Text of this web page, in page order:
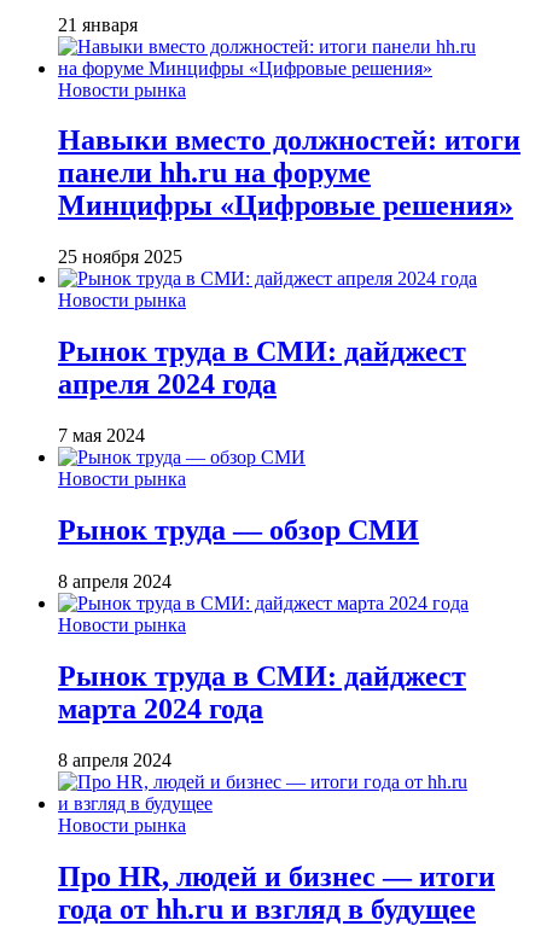
21 января
Новости рынка
Навыки вместо должностей: итоги
панели hh.ru на форуме
Минцифры «Цифровые решения»
25 ноября 2025
Новости рынка
Рынок труда в СМИ: дайджест
апреля 2024 года
7 мая 2024
Новости рынка
Рынок труда — обзор СМИ
8 апреля 2024
Новости рынка
Рынок труда в СМИ: дайджест
марта 2024 года
8 апреля 2024
Новости рынка
Про HR, людей и бизнес — итоги
года от hh.ru и взгляд в будущее